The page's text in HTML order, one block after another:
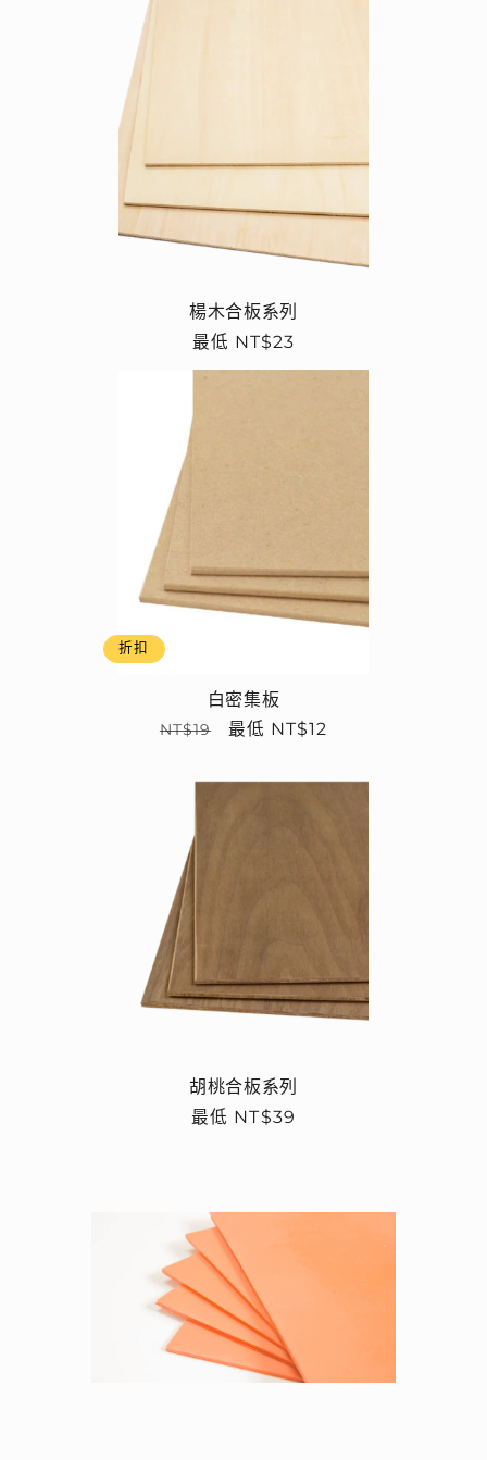
楊木合板系列
定
最低 NT$23
折扣
白密集板
定
NT$19
售
最低 NT$12
胡桃合板系列
定
最低 NT$39